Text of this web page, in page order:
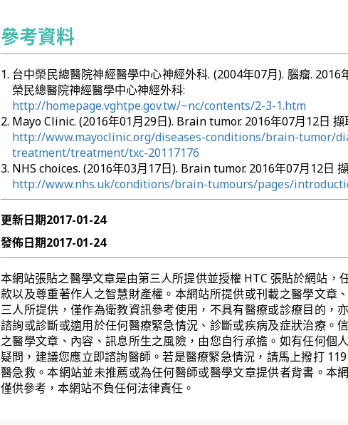
參考資料
台中榮民總醫院神經醫學中心神經外科. (2004年07月). 腦瘤. 2016
榮民總醫院神經醫學中心神經外科:
http://homepage.vghtpe.gov.tw/~nc/contents/2-3-1.htm
Mayo Clinic. (2016年01月29日). Brain tumor. 2016年07月12日
http://www.mayoclinic.org/diseases-conditions/brain-tumor/
treatment/treatment/txc-20117176
NHS choices. (2016年03月17日). Brain tumor. 2016年07月12日
http://www.nhs.uk/conditions/brain-tumours/pages/
更新日期2017-01-24
發佈日期2017-01-24
本網站張貼之醫學文章是由第三人所提供並授權 HTC 張貼於網站，
款以及尊重著作人之智慧財產權。本網站所提供或刊載之醫學文章
三人所提供，僅作為衛教資訊參考使用，不具有醫療或診療目的，
諮詢或診斷或適用於任何醫療緊急情況、診斷或疾病及症狀治療。
之醫學文章、內容、訊息所生之風險，由您自行承擔。如有任何個
疑問，建議您應立即諮詢醫師。若是醫療緊急情況，請馬上撥打
醫急救。本網站並未推薦或為任何醫師或醫學文章提供者背書。本
僅供參考，本網站不負任何法律責任。